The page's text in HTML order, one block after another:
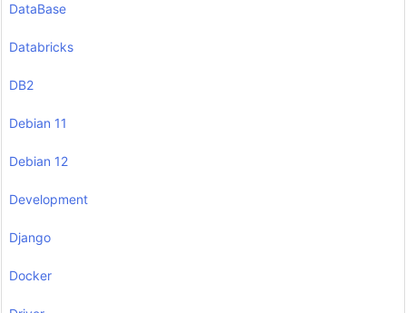
DataBase
Databricks
DB2
Debian 11
Debian 12
Development
Django
Docker